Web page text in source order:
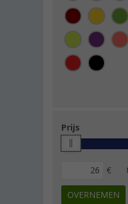
54 (3)
56 (3)
58 (3)
48 Korte
50 Korte
52 Korte
58 Korte
60 (1)
62 (1)
Prijs
€
OVERNEMEN